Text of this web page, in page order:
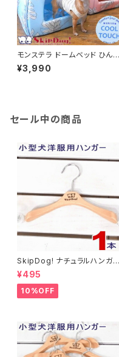
モンステラ ドームベッド ひんや
り 接触冷感 クール メッシュ 洗
濯 洗える マット クッション 小型
¥3,990
セール中の商品
SkipDog! ナチュラルハンガー
1本
¥495
10%OFF